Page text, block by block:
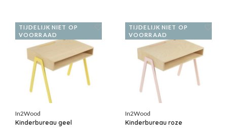
TIJDELIJK NIET OP
VOORRAAD
In2Wood
Kinderbureau geel
TIJDELIJK NIET OP
VOORRAAD
In2Wood
Kinderbureau roze